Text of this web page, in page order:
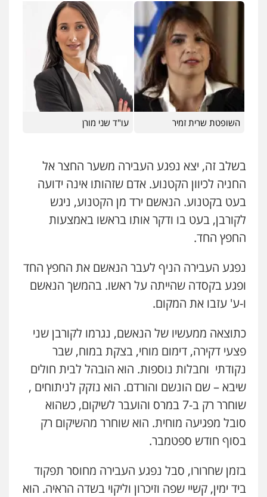
עו"ד דפנה לביא
משפחה גישור
0507206063
עו"ד זוהר ארבל
פלילי פשיעה חמורה מעצרים וחקירות
קטינים
0538788878
פלילי עבירות מין סמים והימורים פשיעה
חמורה חקירות ומעצרים צווארון לבן והונאה
0526885006
השופטת שרית זמיר עו"ד שני מורן
בשלב זה, יצא נפגע העבירה משער החצר אל
החניה לכיוון הקטנוע. אדם שזהותו אינה ידועה
בעט בקטנוע. הנאשם ירד מן הקטנוע, ניגש
לקורבן, בעט בו ודקר אותו בראשו באמצעות
החפץ החד.
נפגע העבירה הניף לעבר הנאשם את החפץ החד
ופגע בקסדה שהייתה על ראשו. בהמשך הנאשם
ו-ע' עזבו את המקום.
כתוצאה ממעשיו של הנאשם, נגרמו לקורבן שני
פצעי דקירה, דימום מוחי, בצקת במוח, שבר
נקודתי וחבלות נוספות. הוא הובהל לבית חולים
שיבא – שם הונשם והורדם. הוא נזקק לניתוחים ,
שוחרר רק ב-7 במרס והועבר לשיקום, כשהוא
סובל מפגיעה מוחית. הוא שוחרר מהשיקום רק
בסוף חודש ספטמבר.
בזמן שחרורו, סבל נפגע העבירה מחוסר תפקוד
ביד ימין, קשיי שפה וזיכרון וליקוי בשדה הראיה. הוא